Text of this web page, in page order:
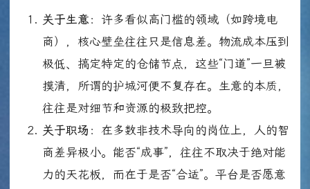
关于生意 ：许多看似高门槛的领域（如跨境电
商），核心壁垒往往只是信息差。物流成本压到
极低、搞定特定的仓储节点，这些“门道”一旦被
摸清，所谓的护城河便不复存在。生意的本质，
往往是对细节和资源的极致把控。
关于职场 ：在多数非技术导向的岗位上，人的智
商差异极小。能否“成事”，往往不取决于绝对能
力的天花板，而在于是否“合适”。平台是否愿意